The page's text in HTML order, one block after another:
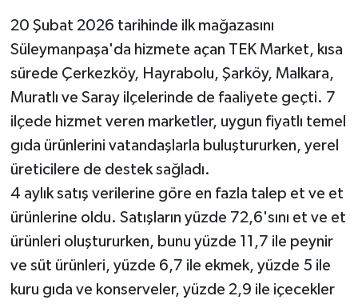
20 Şubat 2026 tarihinde ilk mağazasını
Süleymanpaşa'da hizmete açan TEK Market, kısa
sürede Çerkezköy, Hayrabolu, Şarköy, Malkara,
Muratlı ve Saray ilçelerinde de faaliyete geçti. 7
ilçede hizmet veren marketler, uygun fiyatlı temel
gıda ürünlerini vatandaşlarla buluştururken, yerel
üreticilere de destek sağladı.
4 aylık satış verilerine göre en fazla talep et ve et
ürünlerine oldu. Satışların yüzde 72,6'sını et ve et
ürünleri oluştururken, bunu yüzde 11,7 ile peynir
ve süt ürünleri, yüzde 6,7 ile ekmek, yüzde 5 ile
kuru gıda ve konserveler, yüzde 2,9 ile içecekler